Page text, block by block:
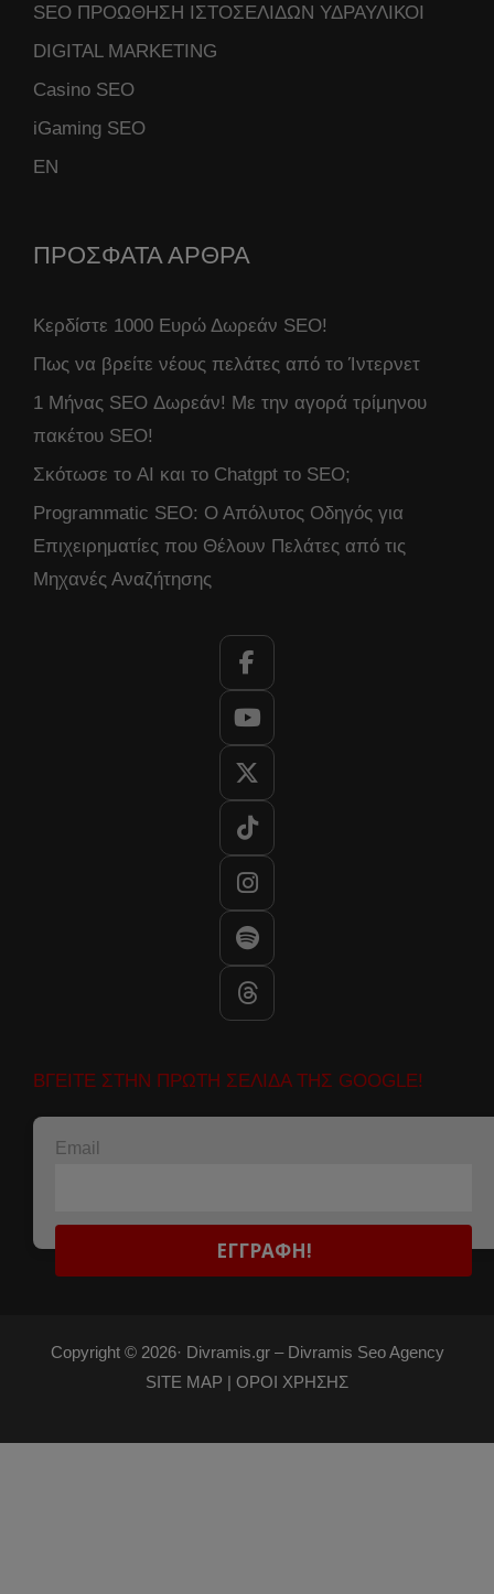
SEO ΠΡΟΩΘΗΣΗ ΙΣΤΟΣΕΛΙΔΩΝ ΥΔΡΑΥΛΙΚΟΙ
DIGITAL MARKETING
Casino SEO
iGaming SEO
ΕΝ
ΠΡΟΣΦΑΤΑ ΑΡΘΡΑ
Κερδίστε 1000 Ευρώ Δωρεάν SEO!
Πως να βρείτε νέους πελάτες από το Ίντερνετ
1 Μήνας SEO Δωρεάν! Με την αγορά τρίμηνου
πακέτου SEO!
Σκότωσε το AI και το Chatgpt το SEO;
Programmatic SEO: Ο Απόλυτος Οδηγός για
Επιχειρηματίες που Θέλουν Πελάτες από τις
Μηχανές Αναζήτησης
ΒΓΕΙΤΕ ΣΤΗΝ ΠΡΩΤΗ ΣΕΛΙΔΑ ΤΗΣ GOOGLE!
Email
Copyright © 2026· Divramis.gr –Divramis Seo Agency
SITE MAP | ΟΡΟΙ ΧΡΗΣΗΣ